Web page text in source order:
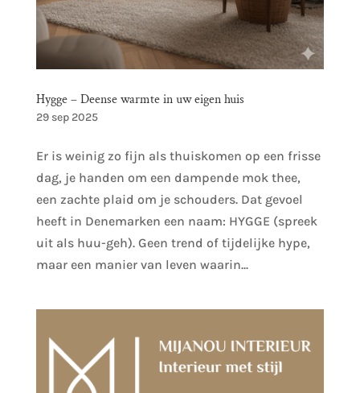
Hygge – Deense warmte in uw eigen huis
29 sep 2025
Er is weinig zo fijn als thuiskomen op een frisse
dag, je handen om een dampende mok thee,
een zachte plaid om je schouders. Dat gevoel
heeft in Denemarken een naam: HYGGE (spreek
uit als huu-geh). Geen trend of tijdelijke hype,
maar een manier van leven waarin...